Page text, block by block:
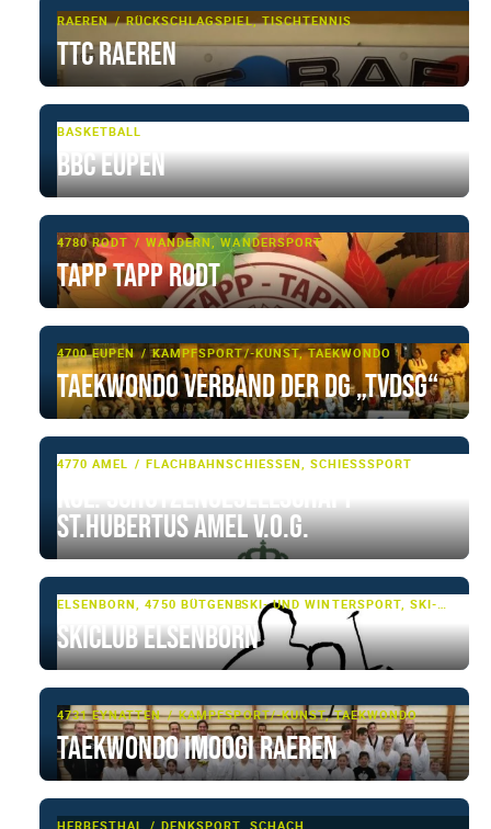
RAEREN RÜCKSCHLAGSPIEL, TISCHTENNIS
TTC Raeren
BASKETBALL
BBC Eupen
4780 RODT WANDERN, WANDERSPORT
Tapp Tapp Rodt
4700 EUPEN KAMPFSPORT/-KUNST, TAEKWONDO
Taekwondo Verband der DG „TVDSG“
4770 AMEL FLACHBAHNSCHIESSEN, SCHIESSSPORT
St.Hubertus Amel V.o.G.
ELSENBORN, 4750 BÜTGENBACH
Skiclub Elsenborn
4731 EYNATTEN KAMPFSPORT/-KUNST, TAEKWONDO
Taekwondo Imoogi Raeren
HERBESTHAL DENKSPORT, SCHACH